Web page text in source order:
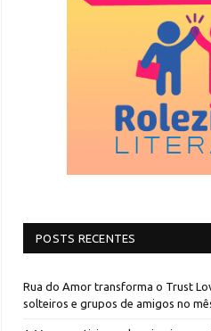
POSTS RECENTES
Rua do Amor transforma o Trust
solteiros e grupos de amigos no